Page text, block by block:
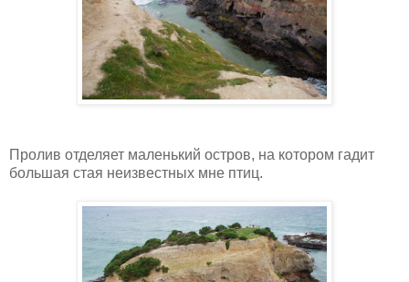
Пролив отделяет маленький остров, на котором гадит
большая стая неизвестных мне птиц.